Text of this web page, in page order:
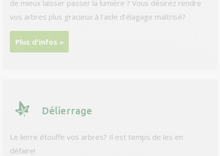
de mieux laisser passer la lumière ? Vous désirez rendre
vos arbres plus gracieux à l’aide d’élagage maîtrisé?
Plus d'infos »
Délierrage
Le lierre étouffe vos arbres? Il est temps de les en
défaire!